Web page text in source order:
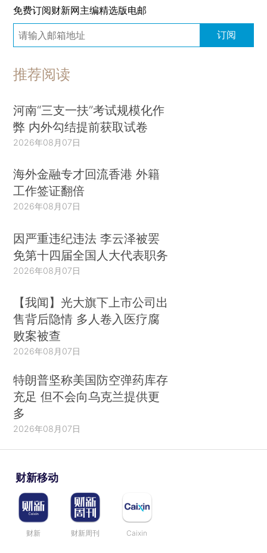
免费订阅财新网主编精选版电邮
订阅
推荐阅读
河南“三支一扶”考试规模化作
弊 内外勾结提前获取试卷
2026年08月07日
海外金融专才回流香港 外籍
工作签证翻倍
2026年08月07日
因严重违纪违法 李云泽被罢
免第十四届全国人大代表职务
2026年08月07日
【我闻】光大旗下上市公司出
售背后隐情 多人卷入医疗腐
败案被查
2026年08月07日
特朗普坚称美国防空弹药库存
充足 但不会向乌克兰提供更
多
2026年08月07日
财新移动
财新 财新周刊 Caixin